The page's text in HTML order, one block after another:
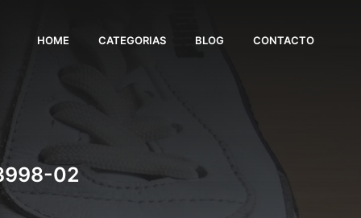
HOME CATEGORIAS BLOG CONTACTO
02